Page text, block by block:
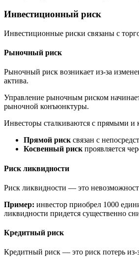
Инвестиционный риск
Инвестиционные риски связаны с
Рыночный риск
Рыночный риск возникает из-за
актива.
Управление рыночным риском
рыночной конъюнктуры.
Инвесторы сталкиваются с прямыми
Прямой риск связан с
Косвенный риск проявляется
Риск ликвидности
Риск ликвидности — это
Пример: инвестор приобрел 1000
ликвидности придется существенно
Кредитный риск
Кредитный риск — это риск потерь из-